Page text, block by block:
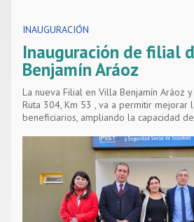
INAUGURACIÓN
Inauguración de filial
Benjamín Aráoz
La nueva Filial en Villa Benjamín Aráoz y
Ruta 304, Km 53 , va a permitir mejorar
beneficiarios, ampliando la capacidad